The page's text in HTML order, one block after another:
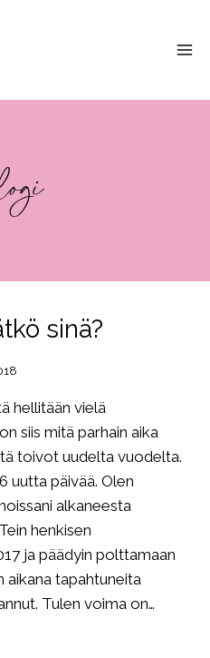
sinä?
hellitään vielä
siis mitä parhain aika
toivot uudelta vuodelta.
uutta päivää. Olen
alkaneesta
henkisen
ja päädyin polttamaan
aikana tapahtuneita
Tulen voima on…